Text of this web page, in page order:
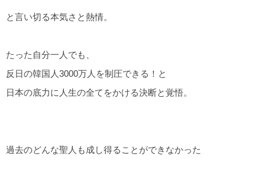
と言い切る本気さと熱情。
たった自分一人でも、
反日の韓国人3000万人を制圧できる！と
日本の底力に人生の全てをかける決断と覚悟。
過去のどんな聖人も成し得ることができなかった